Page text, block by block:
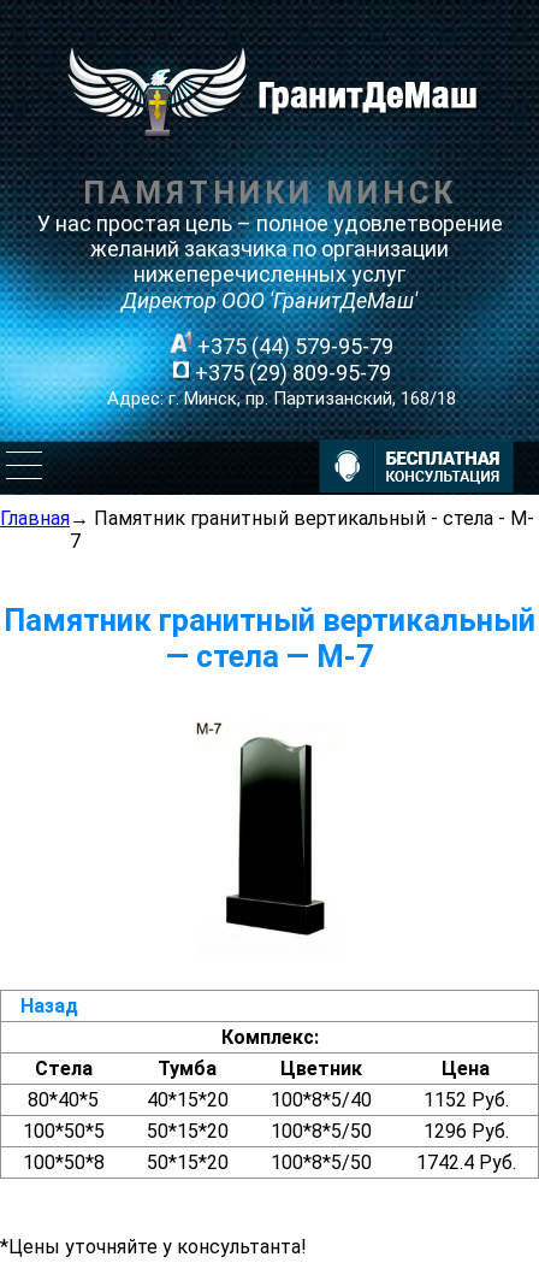
ПАМЯТНИКИ МИНСК
У нас простая цель – полное удовлетворение
желаний заказчика по организации
нижеперечисленных услуг
Директор ООО 'ГранитДеМаш'
+375 (44) 579-95-79
+375 (29) 809-95-79
Адрес: г. Минск, пр. Партизанский, 168/18
Главная→ Памятник гранитный вертикальный - стела - M-
7
Памятник гранитный вертикальный
— стела — M-7
Назад
Комплекс:
Стела
Тумба Цветник
Цена
80*40*5
40*15*20 100*8*5/40
1152 Руб.
100*50*5
50*15*20 100*8*5/50
1296 Руб.
100*50*8
50*15*20 100*8*5/50 1742.4 Руб.
*Цены уточняйте у консультанта!